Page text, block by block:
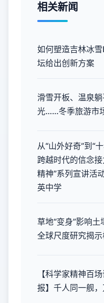
相关新闻
如何塑造吉林冰
坛给出创新方案
滑雪开板、温泉
光……冬季旅游市场
从“山外好奇”到“
跨越时代的信念
精神”系列宣讲活
英中学
草地“变身”影响
全球尺度研究揭
【科学家精神百
报】千人同一舰